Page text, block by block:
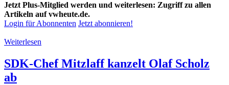
Jetzt Plus-Mitglied werden und weiterlesen: Zugriff zu allen
Artikeln auf vwheute.de.
Login für Abonnenten Jetzt abonnieren!
Weiterlesen
SDK-Chef Mitzlaff kanzelt Olaf Scholz
ab